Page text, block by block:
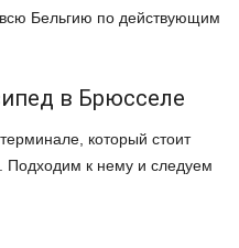
Бельгию по действующим
в Брюсселе
который стоит
Подходим к нему и следуем